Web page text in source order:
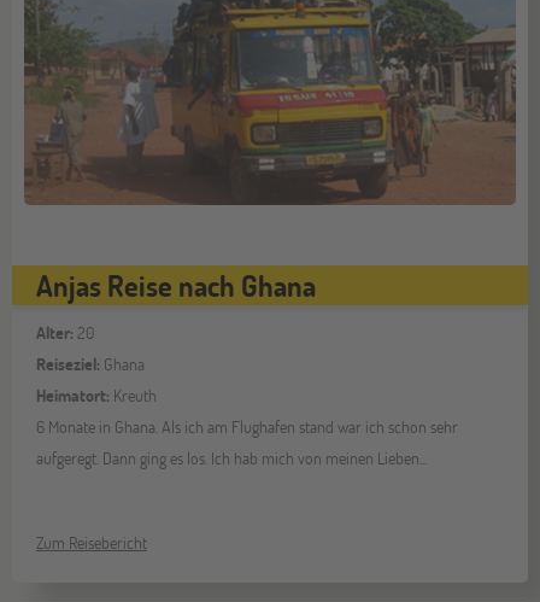
Anjas Reise nach Ghana
Alter: 20
Reiseziel: Ghana
Heimatort: Kreuth
6 Monate in Ghana. Als ich am Flughafen stand war ich schon sehr
aufgeregt. Dann ging es los. Ich hab mich von meinen Lieben...
Zum Reisebericht